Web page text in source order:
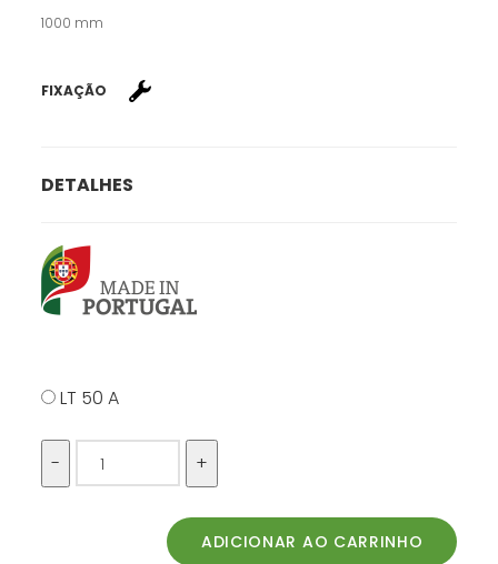
1000 mm
FIXAÇÃO
DETALHES
LT 50 A